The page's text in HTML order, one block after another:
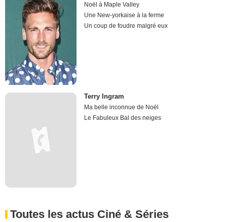
Noël à Maple Valley
Une New-yorkaise à la ferme
Un coup de foudre malgré eux
Terry Ingram
Ma belle inconnue de Noël
Le Fabuleux Bal des neiges
Toutes les actus Ciné & Séries